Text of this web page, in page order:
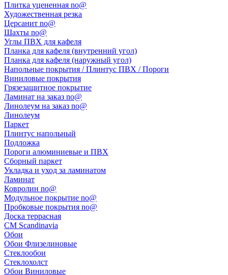
Плитка уцененная no@
Художественная резка
Церсанит no@
Шахты no@
Углы ПВХ для кафеля
Планка для кафеля (внутренний угол)
Планка для кафеля (наружный угол)
Напольные покрытия / Плинтус ПВХ / Пороги
Виниловые покрытия
Грязезащитное покрытие
Ламинат на заказ no@
Линолеум на заказ no@
Линолеум
Паркет
Плинтус напольный
Подложка
Пороги алюминиевые и ПВХ
Сборный паркет
Укладка и уход за ламинатом
Ламинат
Ковролин no@
Модульное покрытие no@
Пробковые покрытия no@
Доска террасная
CM Scandinavia
Обои
Обои Флизелиновые
Стеклообои
Стеклохолст
Обои Виниловые